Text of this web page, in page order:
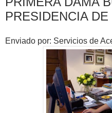
PRESIDENCIA
Enviado por: Servicios de